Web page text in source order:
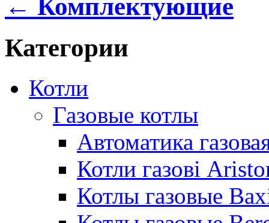
← Комплектующие
Категории
Котли
Газовые котлы
Автоматика
Котли газові
Котлы газовые